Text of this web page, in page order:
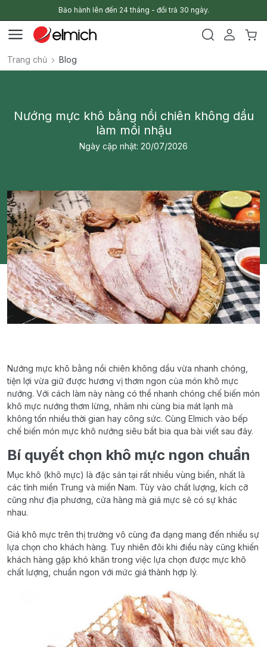
Bảo hành lên đến 24 tháng - đổi trả 30 ngày.
Trang chủ Blog
Nướng mực khô bằng nồi chiên không dầu
làm mồi nhậu
Ngày cập nhật: 20/07/2026
Nướng mực khô bằng nồi chiên không dầu vừa nhanh chóng,
tiện lợi vừa giữ được hương vị thơm ngon của món khô mực
nướng. Với cách làm này nàng có thể nhanh chóng chế biến món
khô mực nướng thơm lừng, nhâm nhi cùng bia mát lạnh mà
không tốn nhiều thời gian hay công sức. Cùng Elmich vào bếp
chế biến món mực khô nướng siêu bắt bia qua bài viết sau đây.
Bí quyết chọn khô mực ngon chuẩn
Mục khô (khô mực) là đặc sản tại rất nhiều vùng biển, nhất là
các tỉnh miền Trung và miền Nam. Tùy vào chất lượng, kích cỡ
cũng như địa phương, cửa hàng mà giá mực sẽ có sự khác
nhau.
Giá khô mực trên thị trường vô cùng đa dạng mang đến nhiều sự
lựa chọn cho khách hàng. Tuy nhiên đôi khi điều này cũng khiến
khách hàng gặp khó khăn trong việc lựa chọn được mực khô
chất lượng, chuẩn ngon với mức giá thành hợp lý.